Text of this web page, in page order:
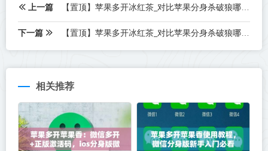
上一篇 【置顶】苹果多开冰红茶_对比苹果分身杀破狼哪款更防封(14)
下一篇 【置顶】苹果多开冰红茶_对比苹果分身杀破狼哪款更防封(16)
相关推荐